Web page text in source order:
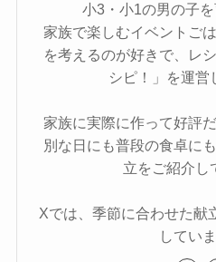
小3・小1の男の子を
家族で楽しむイベントご
を考えるのが好きで、レ
シピ！」を運営
家族に実際に作って好評
別な日にも普段の食卓に
立をご紹介し
Xでは、季節に合わせた献
していま